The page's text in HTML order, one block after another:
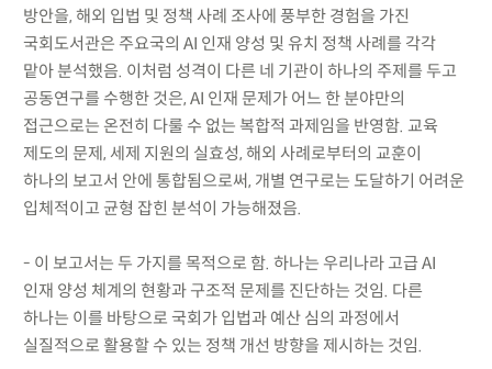
방안을, 해외 입법 및 정책 사례 조사에 풍부한 경험을 가진
국회도서관은 주요국의 AI 인재 양성 및 유치 정책 사례를 각각
맡아 분석했음. 이처럼 성격이 다른 네 기관이 하나의 주제를 두고
공동연구를 수행한 것은, AI 인재 문제가 어느 한 분야만의
접근으로는 온전히 다룰 수 없는 복합적 과제임을 반영함. 교육
제도의 문제, 세제 지원의 실효성, 해외 사례로부터의 교훈이
하나의 보고서 안에 통합됨으로써, 개별 연구로는 도달하기 어려운
입체적이고 균형 잡힌 분석이 가능해졌음.
- 이 보고서는 두 가지를 목적으로 함. 하나는 우리나라 고급 AI
인재 양성 체계의 현황과 구조적 문제를 진단하는 것임. 다른
하나는 이를 바탕으로 국회가 입법과 예산 심의 과정에서
실질적으로 활용할 수 있는 정책 개선 방향을 제시하는 것임.